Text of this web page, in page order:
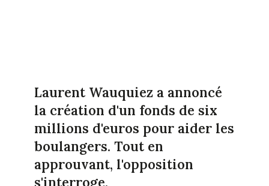
Laurent Wauquiez a annoncé
la création d'un fonds de six
millions d'euros pour aider les
boulangers. Tout en
approuvant, l'opposition